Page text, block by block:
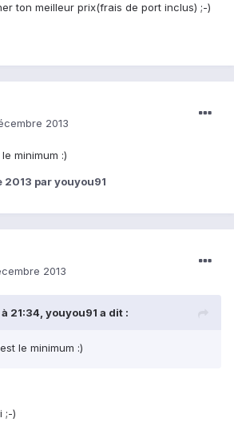
ton meilleur prix(frais de port inclus) ;-)
2013
minimum :)
2013 par youyou91
2013
21:34, youyou91 a dit :
le minimum :)
;-)